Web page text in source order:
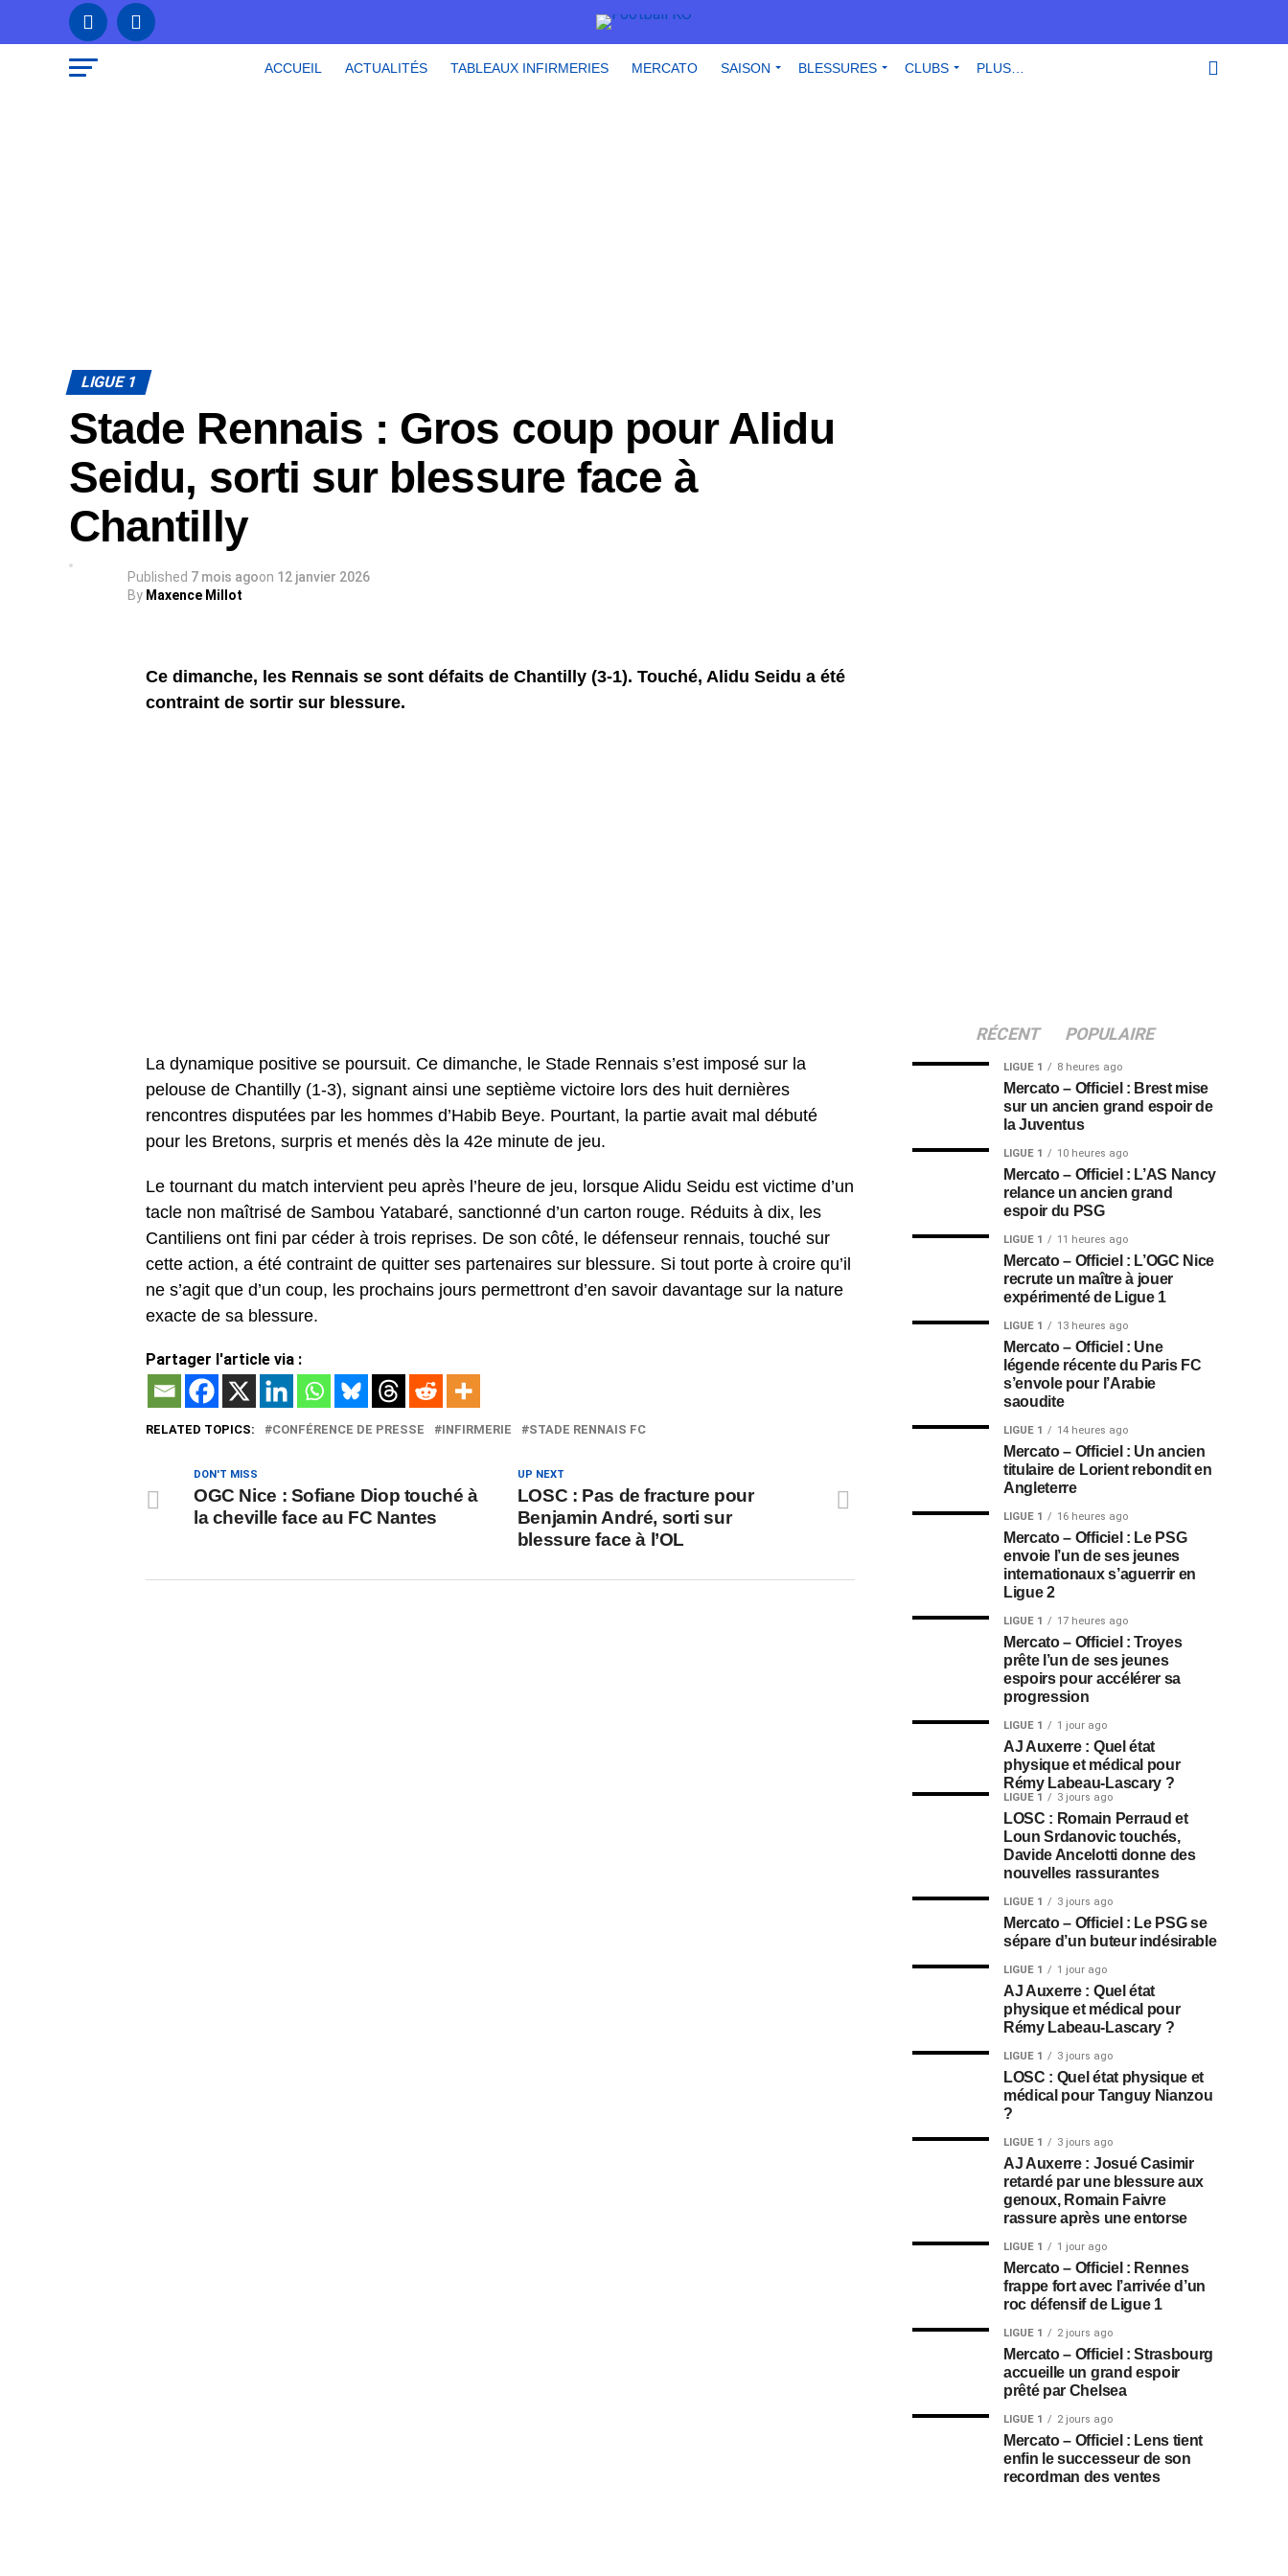
ACCUEIL ACTUALITÉS TABLEAUX INFIRMERIES MERCATO SAISON BLESSURES CLUBS PLUS…
LIGUE 1
Stade Rennais : Gros coup pour Alidu
Seidu, sorti sur blessure face à
Chantilly
Published 7 mois agoon 12 janvier 2026
By Maxence Millot
Ce dimanche, les Rennais se sont défaits de Chantilly (3-1). Touché, Alidu Seidu a été
contraint de sortir sur blessure.
La dynamique positive se poursuit. Ce dimanche, le Stade Rennais s’est imposé sur la
pelouse de Chantilly (1-3), signant ainsi une septième victoire lors des huit dernières
rencontres disputées par les hommes d’Habib Beye. Pourtant, la partie avait mal débuté
pour les Bretons, surpris et menés dès la 42e minute de jeu.
Le tournant du match intervient peu après l’heure de jeu, lorsque Alidu Seidu est victime d’un
tacle non maîtrisé de Sambou Yatabaré, sanctionné d’un carton rouge. Réduits à dix, les
Cantiliens ont fini par céder à trois reprises. De son côté, le défenseur rennais, touché sur
cette action, a été contraint de quitter ses partenaires sur blessure. Si tout porte à croire qu’il
ne s’agit que d’un coup, les prochains jours permettront d’en savoir davantage sur la nature
exacte de sa blessure.
Partager l'article via :
RELATED TOPICS: CONFÉRENCE DE PRESSE INFIRMERIE STADE RENNAIS FC
UP NEXT
LOSC : Pas de fracture pour
Benjamin André, sorti sur
blessure face à l’OL
DON'T MISS
OGC Nice : Sofiane Diop touché à
la cheville face au FC Nantes
RÉCENT POPULAIRE
LIGUE 1 8 heures ago
Mercato – Officiel : Brest mise
sur un ancien grand espoir de
la Juventus
LIGUE 1 10 heures ago
Mercato – Officiel : L’AS Nancy
relance un ancien grand
espoir du PSG
LIGUE 1 11 heures ago
Mercato – Officiel : L’OGC Nice
recrute un maître à jouer
expérimenté de Ligue 1
LIGUE 1 13 heures ago
Mercato – Officiel : Une
légende récente du Paris FC
s’envole pour l’Arabie
saoudite
LIGUE 1 14 heures ago
Mercato – Officiel : Un ancien
titulaire de Lorient rebondit en
Angleterre
LIGUE 1 16 heures ago
Mercato – Officiel : Le PSG
envoie l’un de ses jeunes
internationaux s’aguerrir en
Ligue 2
LIGUE 1 17 heures ago
Mercato – Officiel : Troyes
prête l’un de ses jeunes
espoirs pour accélérer sa
progression
LIGUE 1 1 jour ago
AJ Auxerre : Quel état
physique et médical pour
Rémy Labeau-Lascary ?
LIGUE 1 3 jours ago
LOSC : Romain Perraud et
Loun Srdanovic touchés,
Davide Ancelotti donne des
nouvelles rassurantes
LIGUE 1 3 jours ago
Mercato – Officiel : Le PSG se
sépare d’un buteur indésirable
LIGUE 1 1 jour ago
AJ Auxerre : Quel état
physique et médical pour
Rémy Labeau-Lascary ?
LIGUE 1 3 jours ago
LOSC : Quel état physique et
médical pour Tanguy Nianzou
?
LIGUE 1 3 jours ago
AJ Auxerre : Josué Casimir
retardé par une blessure aux
genoux, Romain Faivre
rassure après une entorse
LIGUE 1 1 jour ago
Mercato – Officiel : Rennes
frappe fort avec l’arrivée d’un
roc défensif de Ligue 1
LIGUE 1 2 jours ago
Mercato – Officiel : Strasbourg
accueille un grand espoir
prêté par Chelsea
LIGUE 1 2 jours ago
Mercato – Officiel : Lens tient
enfin le successeur de son
recordman des ventes